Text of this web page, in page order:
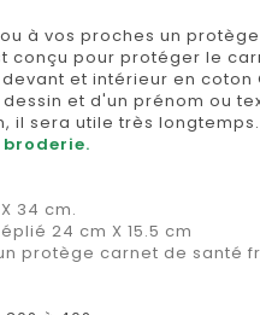
à vos proches un
conçu pour protéger le
et intérieur en
et d'un prénom ou
il sera utile très
34 cm.
24 cm X 15.5 cm
protège carnet de santé